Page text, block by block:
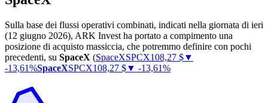
Sulla base dei flussi operativi combinati, indicati nella giornata di ieri
(12 giugno 2026), ARK Invest ha portato a compimento una
posizione di acquisto massiccia, che potremmo definire con pochi
precedenti, su SpaceX (SpaceXSPCX108,27 $▼
-13,61%SpaceXSPCX108,27 $▼ -13,61%